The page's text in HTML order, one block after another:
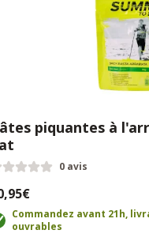
piquantes à
0 avis
Commandez avant 21h,
ouvrables